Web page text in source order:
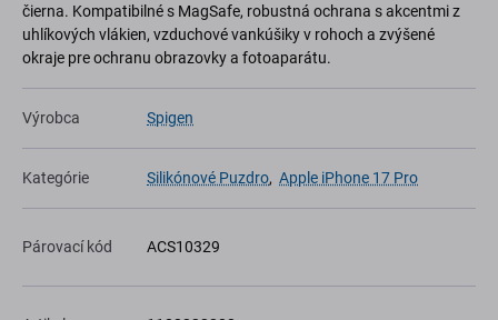
čierna. Kompatibilné s MagSafe, robustná ochrana s akcentmi z
uhlíkových vlákien, vzduchové vankúšiky v rohoch a zvýšené
okraje pre ochranu obrazovky a fotoaparátu.
Výrobca Spigen
Kategórie Silikónové Puzdro, Apple iPhone 17 Pro
Párovací kód ACS10329